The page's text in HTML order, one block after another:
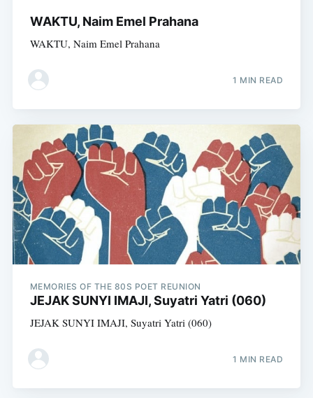
WAKTU, Naim Emel Prahana
WAKTU, Naim Emel Prahana
1 MIN READ
MEMORIES OF THE 80S POET REUNION
JEJAK SUNYI IMAJI, Suyatri Yatri (060)
JEJAK SUNYI IMAJI, Suyatri Yatri (060)
1 MIN READ